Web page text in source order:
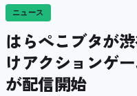
ニュース
はらぺこブタが
けアクションゲー
が配信開始